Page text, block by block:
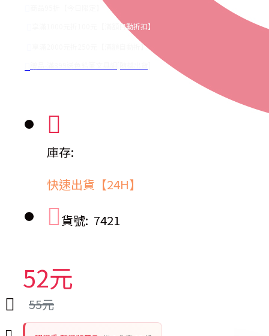
享滿1000元折100元【滿額自動折扣】
享滿2000元折250元【滿額自動折】
庫存:
快速出貨【24H】
貨號: 7421
52元
55元